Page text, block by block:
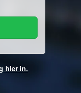
hier in.